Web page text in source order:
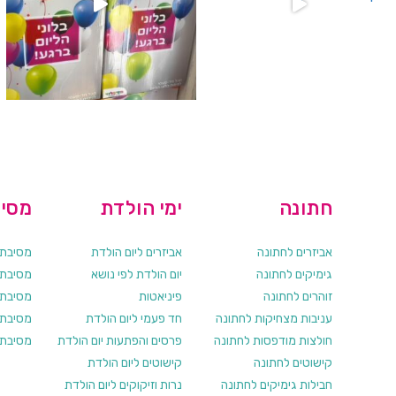
מסיבת
מסיבת
מסיבת
מסיבת
מסיבת
ימי הולדת
אביזרים ליום הולדת
יום הולדת לפי נושא
פיניאטות
חד פעמי ליום הולדת
פרסים והפתעות יום הולדת
קישוטים ליום הולדת
נרות וזיקוקים ליום הולדת
חתונה
אביזרים לחתונה
גימיקים לחתונה
זוהרים לחתונה
עניבות מצחיקות לחתונה
חולצות מודפסות לחתונה
קישוטים לחתונה
חבילות גימיקים לחתונה